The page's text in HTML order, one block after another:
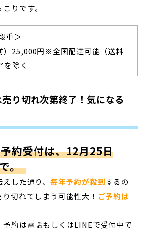
りです。
重＞
）25,000円※全国配達可能（送料
を除く
売り切れ次第終了！気になる
予約受付は、12月25日
。
えした通り、毎年予約が殺到するの
切れてしまう可能性大！ ご予約は
予約は電話もしくはLINEで受付中で